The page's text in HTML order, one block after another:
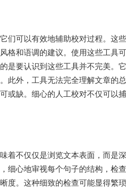
们可以有效地辅助校对过程。这
格和语调的建议。使用这些工具
是要认识到这些工具并不完美。
外，工具无法完全理解文章的
或缺。细心的人工校对不仅可以
着不仅仅是浏览文本表面，而是
心地审视每个句子的结构，检
度。这种细致的检查可能显得繁